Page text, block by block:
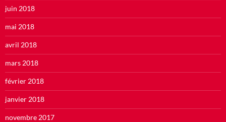
juin 2018
mai 2018
avril 2018
mars 2018
février 2018
janvier 2018
novembre 2017